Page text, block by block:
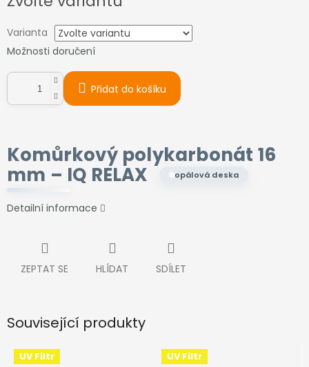
cena:
Varianta
Možnosti doručení
Přidat do košíku
Komůrkový polykarbonát 16
mm – IQ RELAX opálová deska
Detailní informace
ZEPTAT SE HLÍDAT SDÍLET
Související produkty
UV Filtr
UV Filtr